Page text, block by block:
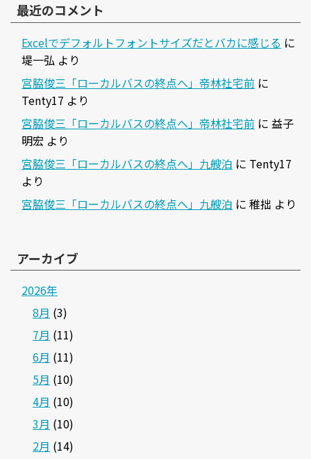
最近のコメント
Excelでデフォルトフォントサイズだとバカに感じる に
堤一弘 より
宮脇俊三「ローカルバスの終点へ」帝林社宅前 に
Tenty17 より
宮脇俊三「ローカルバスの終点へ」帝林社宅前 に 益子
明宏 より
宮脇俊三「ローカルバスの終点へ」九艘泊 に Tenty17
より
宮脇俊三「ローカルバスの終点へ」九艘泊 に 稚拙 より
アーカイブ
2026年
8月 (3)
7月 (11)
6月 (11)
5月 (10)
4月 (10)
3月 (10)
2月 (14)